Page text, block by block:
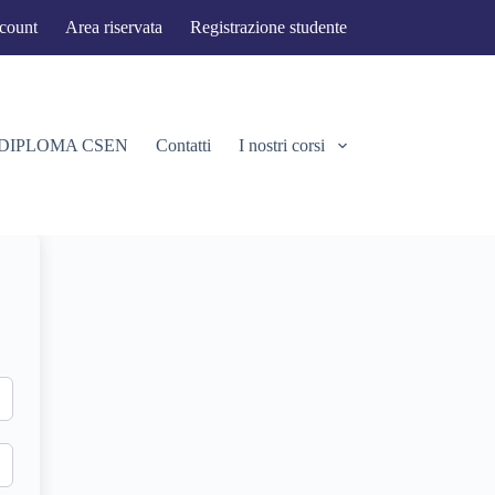
Area riservata Registrazione studente
CSEN Contatti I nostri corsi